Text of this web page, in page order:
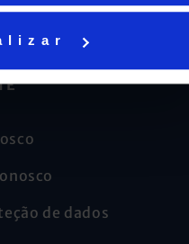
de dados